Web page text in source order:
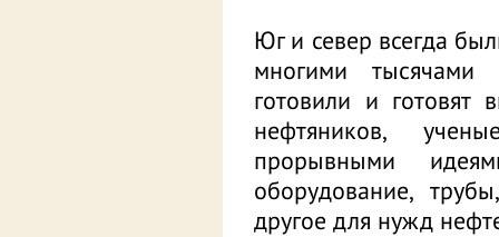
Юг и север всегда
многими тысячами
готовили и готовят
нефтяников,
прорывными
оборудование,
другое для нужд